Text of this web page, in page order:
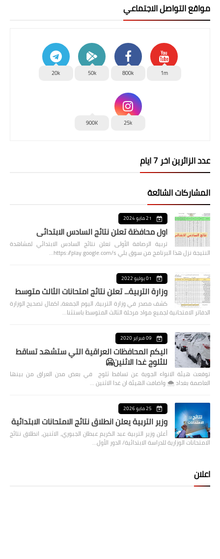
مواقع التواصل الاجتماعي
1m
800k
50k
20k
25k
900K
عدد الزائرين اخر 7 ايام
المشاركات الشائعة
21 مايو 2024
اول محافظة تعلن نتائج السادس الابتدائي
تربية الرصافة الأولى تعلن نتائج السادس الابتدائي لمشاهدة
النتيجة نزل هذا البرنامج من سوق بلي https://play.google.com/s…
01 يوليو 2022
وزارة التربية... تعلن نتائج امتحانات الثالث متوسط
كشف مصدر في وزارة التربية، اليوم الجمعة، اكمال تصحيح الوزارة
الدفاتر الامتحانية لجميع مواد مرحلة الثالث المتوسط باستثنا…
09 فبراير 2020
اليكم المحافظات العراقية التي ستشهد تساقط
للثلوج غدا الاثنين🥶
توقعت هيئة الانواء الجوية عن تساقط ثلوج في بعض مدن العراق من بينها
العاصمة بغداد ⁦🌨️⁩ واضافت الهيئة ان غدا الاثنين …
25 مايو 2026
وزير التربية يعلن انطلاق نتائج الامتحانات الابتدائية
أعلن وزير التربية عبد الكريم عبطان الجبوري، الاثنين، انطلاق نتائج
الامتحانات الوزارية للدراسة الابتدائية/ الدور الأول…
اعلان